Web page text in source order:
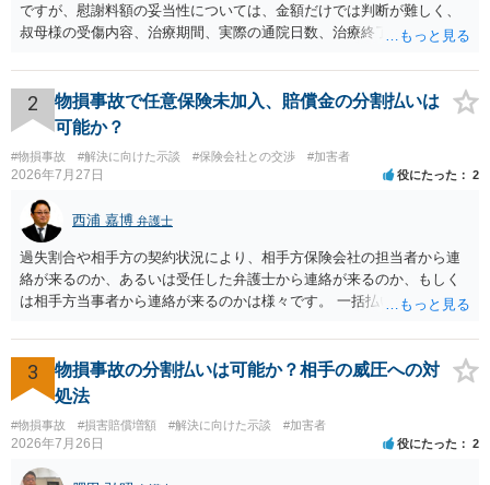
ですが、慰謝料額の妥当性については、金額だけでは判断が難しく、
叔母様の受傷内容、治療期間、実際の通院日数、治療終了の経緯、後
確認する必要があります。保険会社から提示される慰謝料額について
は、弁護士が介入することにより増額を検討できる場合がありますの
で、以下の資料・情報を準備した上で、弁護士に個別に相談すること
をお勧めいたします。 ・相手方保険会社から届いている示談金額の提
示書類 ・叔母様の診断名、けがの内容 ・治療開始日及び治療終了日
・入院の有無、通院回数 ・現在も症状が残っているか ・叔母様ご本人
やご家族等が加入している保険に、今回の事故で利用できる弁護士費
用特約が付帯しているか なお、被害者は叔母様ご本人となりますの
で、弁護士が受任する場合には、叔母様ご本人の依頼意思等を確認す
る必要があります。日本語での十分な意思疎通が難しいとのことです
ので、そのあたりのご事情も踏まえて、依頼意思の確認方法等を検討
2
物損事故で任意保険未加入、賠償金の分割払いは
可能か？
#物損事故 #解決に向けた示談 #保険会社との交渉 #加害者
2026年7月27日 役にたった 2
西浦 嘉博 弁護士
過失割合や相手方の契約状況により、相手方保険会社の担当者から連
絡が来るのか、あるいは受任した弁護士から連絡が来るのか、もしく
は相手方当事者から連絡が来るのかは様々です。 一括払いや分割払い
金の支払いにつき、分割払いに合意すれば、和解は可能です。 他方で
合意しなければ和解できないことになります。 今後の見通しを知る為
に、交渉の方向性につき、最寄りの法律事務所で相談だけでもされる
ことも検討ください。
3
物損事故の分割払いは可能か？相手の威圧への対
処法
#物損事故 #損害賠償増額 #解決に向けた示談 #加害者
2026年7月26日 役にたった 2